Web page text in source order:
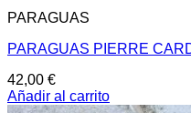
PARAGUAS
PARAGUAS PIERRE
42,00 €
Añadir al carrito